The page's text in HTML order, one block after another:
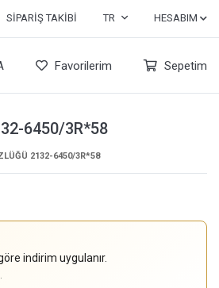
SIPARIŞ TAKIBI TR HESABIM
Favorilerim Sepetim
6450/3R*58
2132-6450/3R*58
indirim uygulanır.